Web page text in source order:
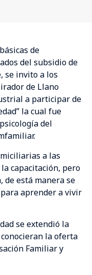
de
del subsidio de
se invito a los
de Llano
a participar de
la cual fue
del
a las
capacitación, pero
de está manera se
aprender a vivir
se extendió la
la oferta
Familiar y